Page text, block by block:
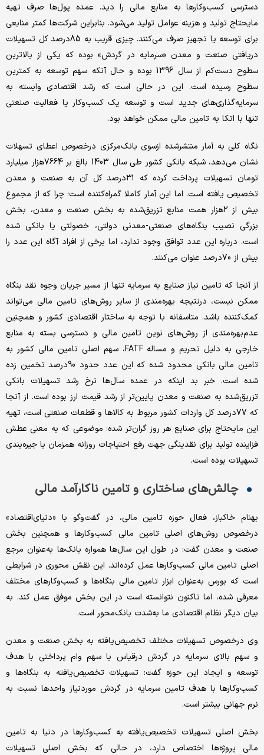
دسترسی کسب‌وکارها به منابع مالی را دید. عمده پول‌ها صرف تهیه
مایحتاج تولید و هزینه عوامل تولید می‌شود. بنابراین شرکت‌ها کمتر منابعی
برای توسعه یا تجهیز صرف می‌کنند. چیزی قریب به 85درصد کل تسهیلات
دریافتی صنعت و معدن «سرمایه در گردش» بوده که یکی از بالاترین
سطوح دست‌‌‌کم از سال 1396 بوده و حال آنکه سهم توسعه به کمترین
سطوح رسیده است. این در حالی است که رشد اقتصادی وابسته به
سرمایه‌گذاری‌‌‌های جدید است و توسعه یک کسب‌وکار یا فعالیت صنعتی
تنها با اتکا به تامین مالی ممکن خواهد بود.
نگاه کلی به آمار منتشرشده ازسوی بانک‌مرکزی درخصوص اعطای تسهلات
نشان می‌دهد، شبکه بانکی کشور طی سال 1403 بالغ بر 7664‌هزار میلیارد
تومان تسهیلات پرداخت کرده که ۳۱‌درصد کل آن به صنعت و معدن
تخصیص یافته است. اما این آمار کاملا گمراه‌‌‌کننده است؛ چرا که از مجموع
بیش از 2هزار همت منابع تزریق‌شده به بخش صنعت و معدن، بخش
بزرگی نصیب بنگاه‌‌‌های صنعتی-معدنی دولتی، خصولتی یا بانکی شده
است. درباره این عدد توافق وجود ندارد، اما برخی از افراد آگاه این عدد را
بیش از 70درصد عنوان می‌کنند.
از آنجا که تامین نیاز صنایع به سرمایه تنها از مسیر جریان وجوه نقد بنگاه
ممکن نیست، درنتیجه بهره‌‌‌مندی از سایر روش‌های تامین مالی می‌‌‌تواند
کمک‌کننده باشد. متاسفانه با توجه به ساختار اقتصادی کشور و همچنین
عدم‌بهره‌‌‌مندی از روش‌های نوین تامین مالی و دسترسی بسته به منابع
خارجی به دلیل تحریم و مساله FATF، سهم اصلی تامین مالی کشور به
تامین مالی بانکی محدود شده که این عدد حدود 90‌درصد تخمین زده
شده است. خبر بد اینکه در عمده سال‌ها نرخ رشد تسهیلات بانکی
تزریق‌شده به صنعت و معدن پایین‌تر از رشد قیمت ارز بوده است. از آنجا
که 77درصد کل واردات کشور مربوط به کالاها و قطعات صنعتی است، تهیه
این مایحتاج برای صنایع هر روز گران‌تر شده؛ موضوعی که به معنی عطش
فزاینده تولید برای نقدینگی جهت رفع احتیاجات روزانه همزمان با جیره‌بندی
تسهیلات بوده است.
چالش‌‌‌های ساختاری و تامین ناکارآمد مالی
بهنام خاکباز، فعال حوزه تامین مالی، در گفت‌‌‌وگو با «دنیای‌اقتصاد»
درخصوص روش‌های اصلی تامین مالی کسب‌وکارها و همچنین بخش
صنعت و معدن گفت: در طول این سال‌ها همواره بانک‌ها به‌‌‌عنوان مرجع
اصلی تامین مالی کسب‌وکارها عمل کرده‌‌‌اند. این نقش محوری در شرایطی
است که بورس به‌‌‌عنوان ابزار تامین مالی بنگاه‌‌‌ها و کسب‌وکارهای مختلف
معرفی شده، اما تاکنون نتوانسته است در این بخش موفق عمل کند. به
بیان دیگر نظام اقتصادی ما به‌شدت بانک‌‌‌محور است.
وی درخصوص تسهیلات مختلف تخصیص‌یافته به بخش صنعت و معدن
و سهم بالای سرمایه ‌‌‌در گردش درقیاس با سهم وام پرداختی با هدف
توسعه و ایجاد این حوزه گفت: تسهیلات تخصیص‌یافته به بنگاه‌‌‌ها و
کسب‌وکارها با هدف تامین سرمایه در گردش موردنیاز واحدها نسبت به
نرم جهانی بیشتر است.
بخش اصلی تسهیلات تخصیص‌یافته به کسب‌وکارها در دنیا به تامین
مالی پروژه‌‌‌ها اختصاص دارد، در حالی که بخش اصلی تسهیلات